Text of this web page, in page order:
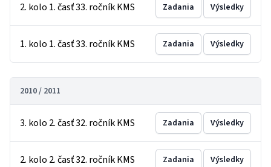
2. kolo 1. časť 33. ročník KMS Zadania Výsledky
1. kolo 1. časť 33. ročník KMS Zadania Výsledky
2010 / 2011
3. kolo 2. časť 32. ročník KMS Zadania Výsledky
2. kolo 2. časť 32. ročník KMS Zadania Výsledky